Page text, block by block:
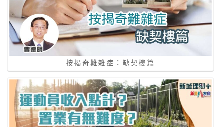
按揭奇難雜症：缺契樓篇